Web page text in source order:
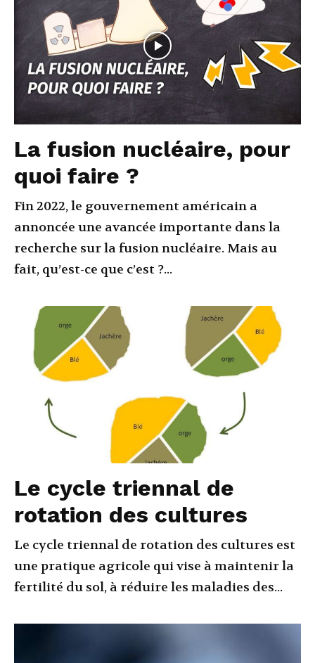
La fusion nucléaire, pour
quoi faire ?
Fin 2022, le gouvernement américain a
annoncée une avancée importante dans la
recherche sur la fusion nucléaire. Mais au
fait, qu’est-ce que c’est ?...
Le cycle triennal de
rotation des cultures
Le cycle triennal de rotation des cultures est
une pratique agricole qui vise à maintenir la
fertilité du sol, à réduire les maladies des...